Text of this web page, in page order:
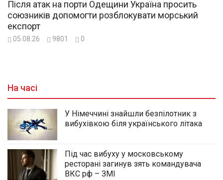
Після атак на порти Одещини Україна просить
союзників допомогти розблокувати морський
експорт
05.08.26 9801 0
На часі
У Німеччині знайшли безпілотник з
вибухівкою біля українського літака
Під час вибуху у московському
ресторані загинув зять командувача
ВКС рф – ЗМІ